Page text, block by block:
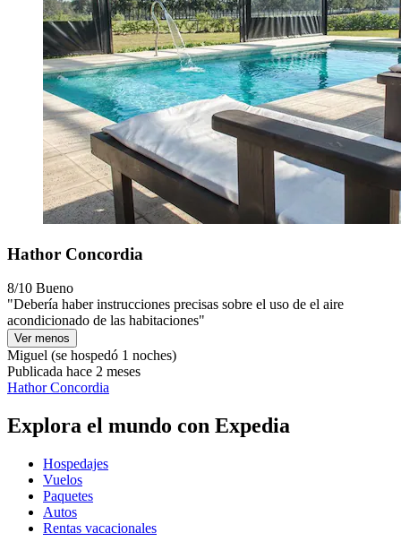
Hathor Concordia
8/10 Bueno
"Debería haber instrucciones precisas sobre el uso de el aire
acondicionado de las habitaciones"
Ver menos
Miguel (se hospedó 1 noches)
Publicada hace 2 meses
Hathor Concordia
Explora el mundo con Expedia
Hospedajes
Vuelos
Paquetes
Autos
Rentas vacacionales